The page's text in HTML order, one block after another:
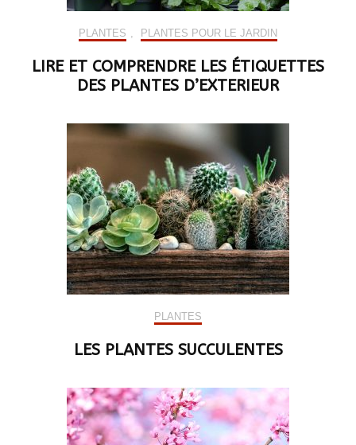
PLANTES , PLANTES POUR LE JARDIN
LIRE ET COMPRENDRE LES ÉTIQUETTES
DES PLANTES D’EXTERIEUR
PLANTES
LES PLANTES SUCCULENTES